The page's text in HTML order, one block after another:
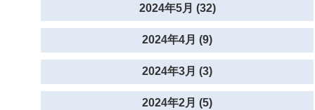
2024年5月 (32)
2024年4月 (9)
2024年3月 (3)
2024年2月 (5)